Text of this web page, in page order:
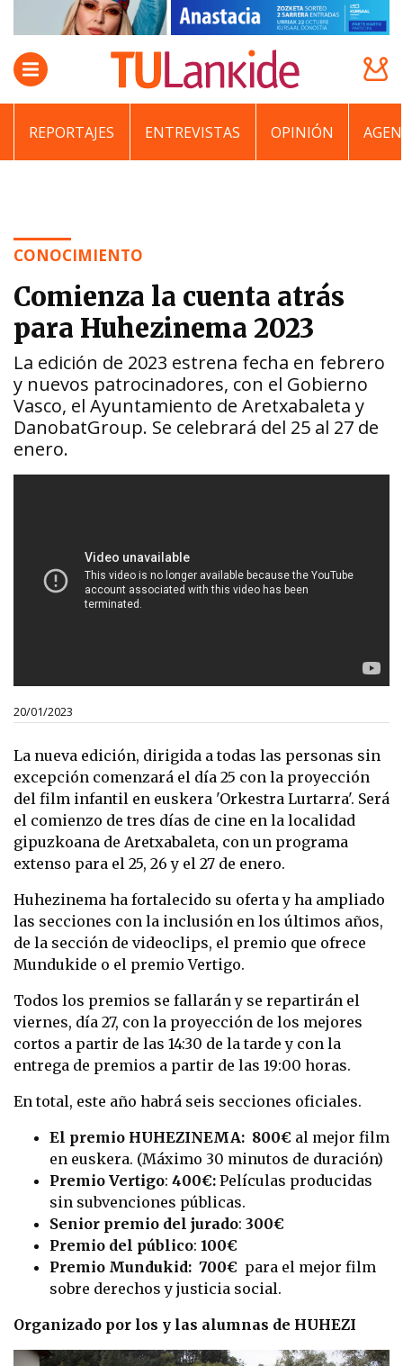
REPORTAJES ENTREVISTAS OPINIÓN
CONOCIMIENTO
Comienza la cuenta atrás
para Huhezinema 2023
La edición de 2023 estrena fecha en febrero
y nuevos patrocinadores, con el Gobierno
Vasco, el Ayuntamiento de Aretxabaleta y
DanobatGroup. Se celebrará del 25 al 27 de
enero.
20/01/2023
La nueva edición, dirigida a todas las personas sin
excepción comenzará el día 25 con la proyección
del film infantil en euskera 'Orkestra Lurtarra'. Será
el comienzo de tres días de cine en la localidad
gipuzkoana de Aretxabaleta, con un programa
extenso para el 25, 26 y el 27 de enero.
Huhezinema ha fortalecido su oferta y ha ampliado
las secciones con la inclusión en los últimos años,
de la sección de videoclips, el premio que ofrece
Mundukide o el premio Vertigo.
Todos los premios se fallarán y se repartirán el
viernes, día 27, con la proyección de los mejores
cortos a partir de las 14:30 de la tarde y con la
entrega de premios a partir de las 19:00 horas.
En total, este año habrá seis secciones oficiales.
El premio HUHEZINEMA: 800€ al mejor film
en euskera. (Máximo 30 minutos de duración)
Premio Vertigo: 400€: Películas producidas
sin subvenciones públicas.
Senior premio del jurado: 300€
Premio del público: 100€
Premio Mundukid: 700€ para el mejor film
sobre derechos y justicia social.
Organizado por los y las alumnas de HUHEZI